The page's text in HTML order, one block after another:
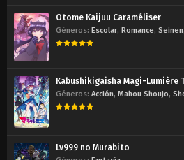
Otome Kaijuu Caraméliser
Géneros: Escolar, Romance, Seinen
Kabushikigaisha Magi-Lumière
Géneros: Acción, Mahou Shoujo,
Lv999 no Murabito